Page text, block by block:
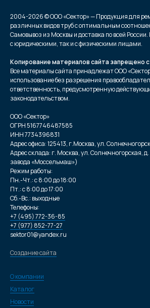
2004-2026 © ООО «Сектор» — Продукция для
различных видов труб с оптимальным
Самовывоз из Москвы и доставка по всей
с юридическими, так и с физическими лицами.
Копирование материалов сайта запрещено
Все материалы сайта принадлежат ООО
использование без разрешения
ответственность, предусмотренную
законодательством.
ООО «Сектор»
ОГРН 5167746487585
ИНН 7734396831
Адрес офиса: 125413, г.Москва, ул.
Адрес склада: г. Москва, ул. Солнечногорская,
завода «Моссельмаш»)
Режим работы:
Пн.-Чт.: с 8:00 до 18:00
Пт.: с 8:00 до 17:00
Сб.-Вс.: выходные
Телефоны:
+7 (495) 772-36-85
+7 (977) 852-77-27
sektor01@yandex.ru
Создание сайта
О компании
Каталог
Новости